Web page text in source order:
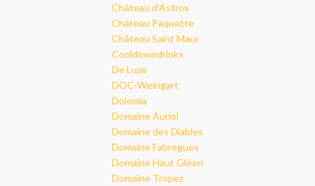
Château d'Astros
Château Paquette
Château Saint Maur
Cooldowndrinks
De Luze
DOC-Weingart
Dolomia
Domaine Auriol
Domaine des Diables
Domaine Fabregues
Domaine Haut Gléon
Domaine Tropez